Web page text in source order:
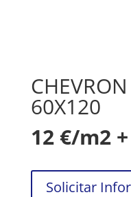
60X120
12 €/m2
Solicitar